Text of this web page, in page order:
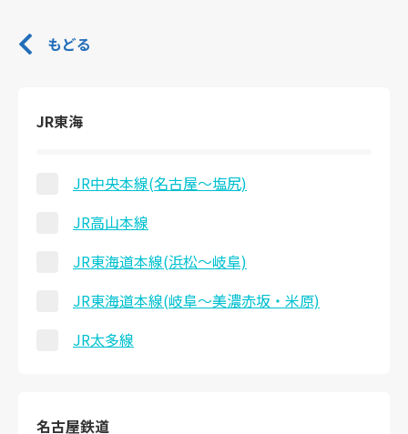
もどる
JR東海
JR中央本線(名古屋～塩尻)
JR高山本線
JR東海道本線(浜松～岐阜)
JR東海道本線(岐阜～美濃赤坂・米原)
JR太多線
名古屋鉄道